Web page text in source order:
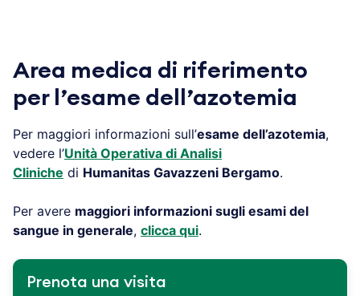
Area medica di riferimento
per l’esame dell’azotemia
Per maggiori informazioni sull’esame dell’azotemia,
vedere l’Unità Operativa di Analisi
Cliniche di Humanitas Gavazzeni Bergamo.
Per avere maggiori informazioni sugli esami del
sangue in generale, clicca qui.
Prenota una visita